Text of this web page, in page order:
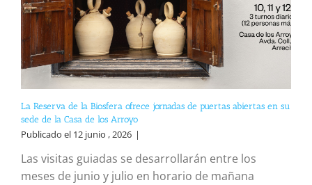
La Reserva de la Biosfera ofrece jornadas de puertas abiertas en su
sede de la Casa de los Arroyo
Publicado el 12 junio , 2026 |
Las visitas guiadas se desarrollarán entre los
meses de junio y julio en horario de mañana